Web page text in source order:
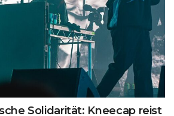
Solidarität: Kneecap reist